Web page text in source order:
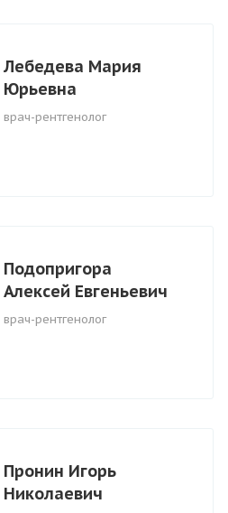
Лебедева Мария
Юрьевна
врач-рентгенолог
Подопригора
Алексей Евгеньевич
врач-рентгенолог
Пронин Игорь
Николаевич